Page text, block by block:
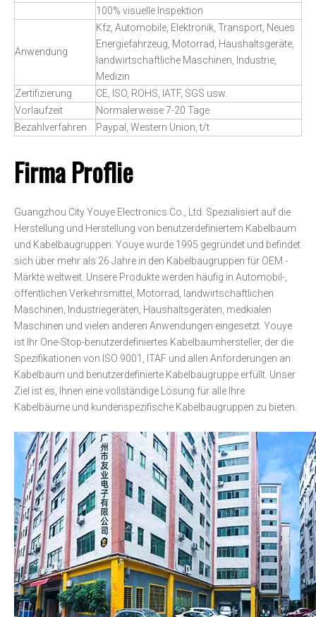
100% visuelle Inspektion
Anwendung
Kfz, Automobile, Elektronik, Transport, Neues
Energiefahrzeug, Motorrad, Haushaltsgeräte,
landwirtschaftliche Maschinen, Industrie,
Medizin
Zertifizierung
CE, ISO, ROHS, IATF, SGS usw.
Vorlaufzeit
Normalerweise 7-20 Tage
Bezahlverfahren
Paypal, Western Union, t/t
Firma Proflie
Guangzhou City Youye Electronics Co., Ltd. Spezialisiert auf die
Herstellung und Herstellung von benutzerdefiniertem Kabelbaum
und Kabelbaugruppen. Youye wurde 1995 gegründet und befindet
sich über mehr als 26 Jahre in den Kabelbaugruppen für OEM -
Märkte weltweit. Unsere Produkte werden häufig in Automobil-,
öffentlichen Verkehrsmittel, Motorrad, landwirtschaftlichen
Maschinen, Industriegeräten, Haushaltsgeräten, medkialen
Maschinen und vielen anderen Anwendungen eingesetzt. Youye
ist Ihr One-Stop-benutzerdefiniertes Kabelbaumhersteller, der die
Spezifikationen von ISO 9001, ITAF und allen Anforderungen an
Kabelbaum und benutzerdefinierte Kabelbaugruppe erfüllt. Unser
Ziel ist es, Ihnen eine vollständige Lösung für alle Ihre
Kabelbäume und kundenspezifische Kabelbaugruppen zu bieten.